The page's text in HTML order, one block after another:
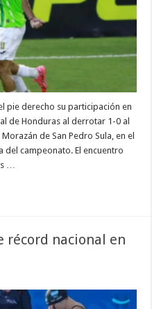
pie derecho su participación en
de Honduras al derrotar 1-0 al
de San Pedro Sula, en el
campeonato. El encuentro
…
récord nacional en